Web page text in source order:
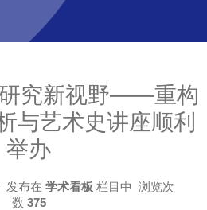
究新视野——重构
与艺术史讲座顺利
举办
发布在 学术看板 栏目中 浏览次
数 375